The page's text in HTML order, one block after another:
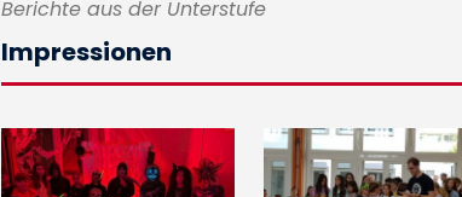
Berichte aus der Unterstufe
Impressionen